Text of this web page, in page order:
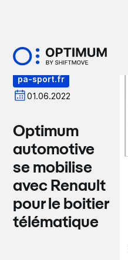
pa-sport.fr
01.06.2022
Optimum
automotive
se mobilise
avec Renault
pour le boitier
télématique